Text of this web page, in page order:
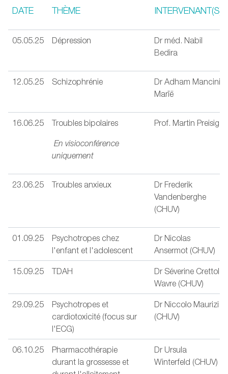
DATE THÈME INTERVENANT(S)
05.05.25 Dépression
Dr méd. Nabil
Bedira
12.05.25 Schizophrénie
Dr Adham Mancini
Marïë
16.06.25 Troubles bipolaires
En visioconférence
uniquement
Prof. Martin Preisig
23.06.25 Troubles anxieux
Dr Frederik
Vandenberghe
(CHUV)
01.09.25
Psychotropes chez
l'enfant et l'adolescent
Dr Nicolas
Ansermot (CHUV)
15.09.25 TDAH
Dr Séverine Crettol
Wavre (CHUV)
29.09.25
Psychotropes et
cardiotoxicité (focus sur
l'ECG)
Dr Niccolo Maurizi
(CHUV)
06.10.25
Pharmacothérapie
durant la grossesse et
Dr Ursula
Winterfeld (CHUV)